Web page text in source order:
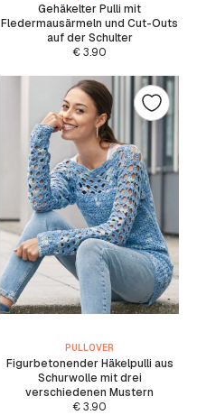
Gehäkelter Pulli mit
Fledermausärmeln und Cut-Outs
auf der Schulter
€3.90
PULLOVER
Figurbetonender Häkelpulli aus
Schurwolle mit drei
verschiedenen Mustern
€3.90